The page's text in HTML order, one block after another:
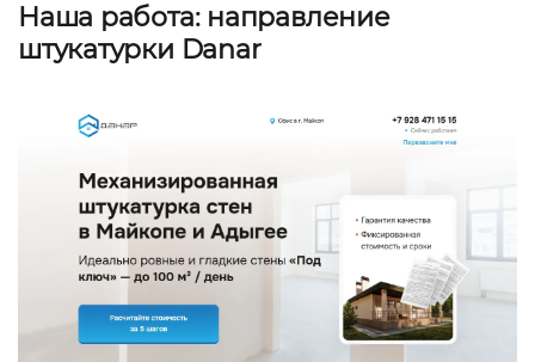
Наша работа: направление
штукатурки Danar